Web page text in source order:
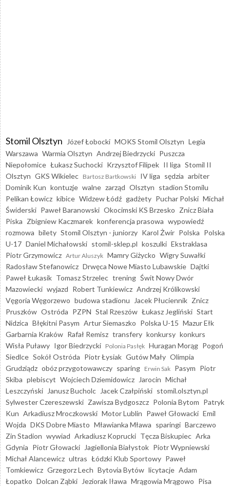
Stomil Olsztyn Józef Łobocki MOKS Stomil Olsztyn Legia
Warszawa Warmia Olsztyn Andrzej Biedrzycki Puszcza
Niepołomice Łukasz Suchocki Krzysztof Filipek II liga Stomil II
Olsztyn GKS Wikielec Bartosz Bartkowski IV liga sędzia arbiter
Dominik Kun kontuzje walne zarząd Olsztyn stadion Stomilu
Pelikan Łowicz kibice Widzew Łódź gadżety Puchar Polski Michał
Świderski Paweł Baranowski Okocimski KS Brzesko Znicz Biała
Piska Zbigniew Kaczmarek konferencja prasowa wypowiedź
rozmowa bilety Stomil Olsztyn - juniorzy Karol Żwir Polska Polska
U-17 Daniel Michałowski stomil-sklep.pl koszulki Ekstraklasa
Piotr Grzymowicz Artur Aluszyk Mamry Giżycko Wigry Suwałki
Radosław Stefanowicz Drwęca Nowe Miasto Lubawskie Dajtki
Paweł Łukasik Tomasz Strzelec trening Świt Nowy Dwór
Mazowiecki wyjazd Robert Tunkiewicz Andrzej Królikowski
Vęgoria Węgorzewo budowa stadionu Jacek Płuciennik Znicz
Pruszków Ostróda PZPN Stal Rzeszów Łukasz Jegliński Start
Nidzica Błękitni Pasym Artur Siemaszko Polska U-15 Mazur Ełk
Garbarnia Kraków Rafał Remisz transfery konkursy konkurs
Wisła Puławy Igor Biedrzycki Polonia Pasłęk Huragan Morąg Pogoń
Siedlce Sokół Ostróda Piotr Łysiak Gutów Mały Olimpia
Grudziądz obóz przygotowawczy sparing Erwin Sak Pasym Piotr
Skiba plebiscyt Wojciech Dziemidowicz Jarocin Michał
Leszczyński
Janusz Bucholc Jacek Czałpiński stomil.olsztyn.pl
Sylwester Czereszewski Zawisza Bydgoszcz Polonia Bytom Patryk
Kun Arkadiusz Mroczkowski Motor Lublin Paweł Głowacki Emil
Wojda DKS Dobre Miasto Mławianka Mława sparingi Barczewo
Zin Stadion wywiad Arkadiusz Koprucki Tęcza Biskupiec Arka
Gdynia Piotr Głowacki Jagiellonia Białystok Piotr Wypniewski
Michał Alancewicz ultras Łódzki Klub Sportowy Paweł
Tomkiewicz Grzegorz Lech Bytovia Bytów licytacje Adam
Łopatko Dolcan Ząbki Jeziorak Iława Mrągowia Mrągowo Pisa